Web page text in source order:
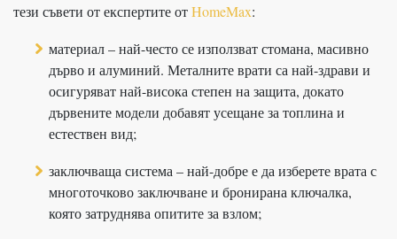
тези съвети от експертите отHomeMax:
материал – най-често се използват стомана, масивно
дърво и алуминий. Металните врати са най-здрави и
осигуряват най-висока степен на защита, докато
дървените модели добавят усещане за топлина и
естествен вид;
заключваща система – най-добре е да изберете врата с
многоточково заключване и бронирана ключалка,
която затруднява опитите за взлом;